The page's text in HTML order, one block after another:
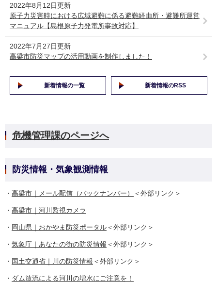
2022年8月12日更新
原子力災害時における広域避難に係る避難経由所・避難所運営
マニュアル【島根原子力発電所事故対応】
2022年7月27日更新
高梁市防災マップの活用動画を制作しました！
新着情報の一覧 新着情報のRSS
危機管理課のページへ
防災情報・気象観測情報
・ 高梁市｜メール配信（バックナンバー） ＜外部リンク＞
・ 高梁市｜河川監視カメラ
・ 岡山県｜おかやま防災ポータル＜外部リンク＞
・ 気象庁｜あなたの街の防災情報 ＜外部リンク＞
・ 国土交通省｜川の防災情報 ＜外部リンク＞
・ ダム放流による河川の増水にご注意を！